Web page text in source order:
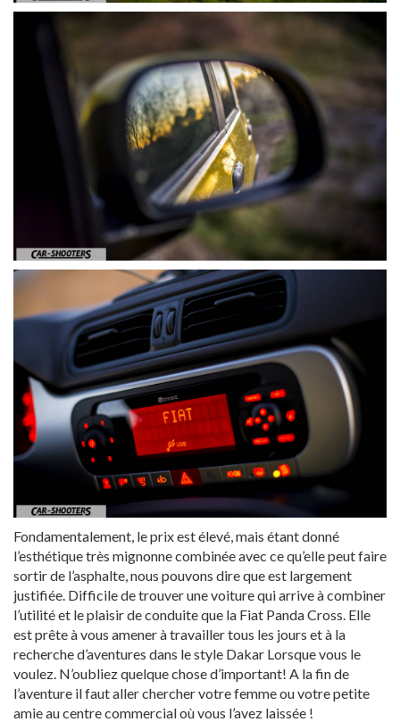
Fondamentalement, le prix est élevé, mais étant donné
l’esthétique très mignonne combinée avec ce qu’elle peut faire
sortir de l’asphalte, nous pouvons dire que est largement
justifiée. Difficile de trouver une voiture qui arrive à combiner
l’utilité et le plaisir de conduite que la Fiat Panda Cross. Elle
est prête à vous amener à travailler tous les jours et à la
recherche d’aventures dans le style Dakar Lorsque vous le
voulez. N’oubliez quelque chose d’important! A la fin de
l’aventure il faut aller chercher votre femme ou votre petite
amie au centre commercial où vous l’avez laissée !